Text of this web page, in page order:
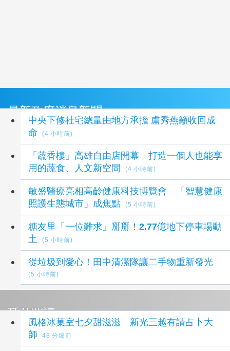
最新政府消息新聞
中央下修社宅總量由地方承擔 盧秀燕籲收回成
命
(4 小時前)
「蔬香樓」高雄自由店開幕 打造一個人也能享
用的蔬食、人文新空間
(4 小時前)
敏盛醫療亮相高齡健康科技博覽會 「智慧健康
照護生態城市」成焦點
(5 小時前)
糖友里「一位難求」掰掰！2.77億地下停車場動
土
(5 小時前)
從垃圾到愛心！田中清潔隊讓二手物重新發光
(5 小時前)
延伸閱讀
風格冰菓室七夕甜滋滋 新光三越有請占卜大
師
48 分鐘前